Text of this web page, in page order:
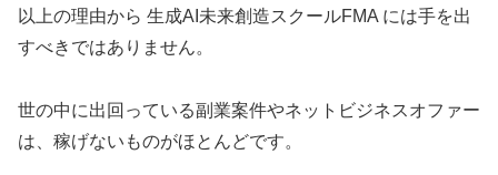
以上の理由から 生成AI未来創造スクールFMA には手を出
すべきではありません。
世の中に出回っている副業案件やネットビジネスオファー
は、稼げないものがほとんどです。